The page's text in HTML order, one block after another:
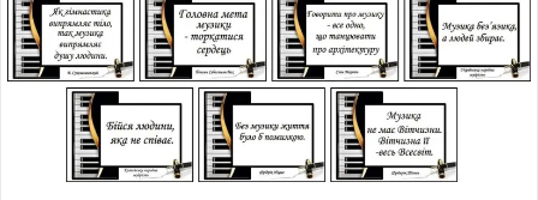
СТЕНДИ ДЛЯ КАБІНЕТІВ
СТЕНДИ ДЛЯ ШКОЛИ
ІНШЕ